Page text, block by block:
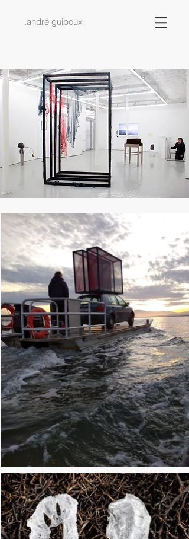
.andré guiboux